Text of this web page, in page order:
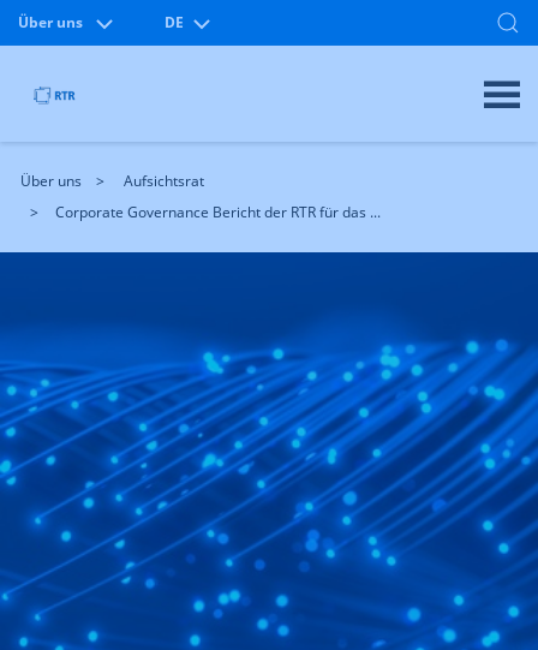
Über uns DE
Über uns
Aufsichtsrat
Corporate Governance Bericht der RTR für das ...